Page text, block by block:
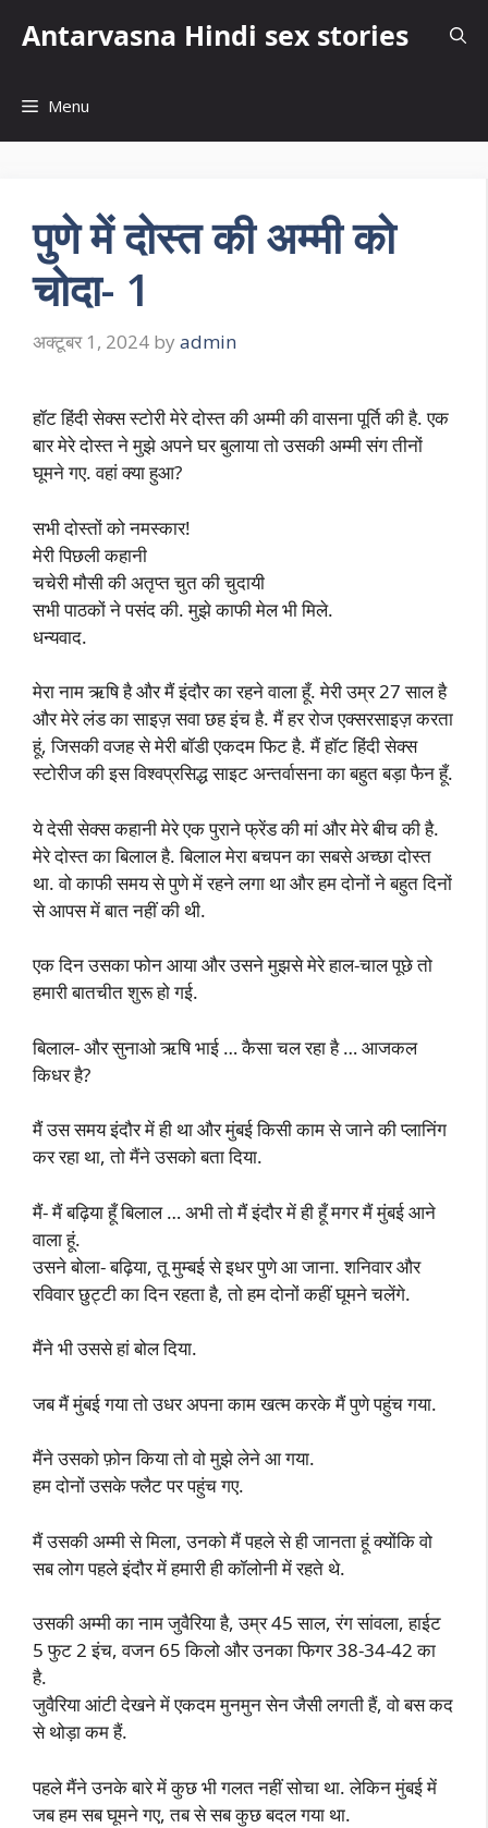
Antarvasna Hindi sex stories
Menu
पुणे में दोस्त की अम्मी को
चोदा- 1
अक्टूबर 1, 2024 by admin
हॉट हिंदी सेक्स स्टोरी मेरे दोस्त की अम्मी की वासना पूर्ति की है. एक
बार मेरे दोस्त ने मुझे अपने घर बुलाया तो उसकी अम्मी संग तीनों
घूमने गए. वहां क्या हुआ?
सभी दोस्तों को नमस्कार!
मेरी पिछली कहानी
चचेरी मौसी की अतृप्त चुत की चुदायी
सभी पाठकों ने पसंद की. मुझे काफी मेल भी मिले.
धन्यवाद.
मेरा नाम ऋषि है और मैं इंदौर का रहने वाला हूँ. मेरी उम्र 27 साल है
और मेरे लंड का साइज़ सवा छह इंच है. मैं हर रोज एक्सरसाइज़ करता
हूं, जिसकी वजह से मेरी बॉडी एकदम फिट है. मैं हॉट हिंदी सेक्स
स्टोरीज की इस विश्वप्रसिद्ध साइट अन्तर्वासना का बहुत बड़ा फैन हूँ.
ये देसी सेक्स कहानी मेरे एक पुराने फ्रेंड की मां और मेरे बीच की है.
मेरे दोस्त का बिलाल है. बिलाल मेरा बचपन का सबसे अच्छा दोस्त
था. वो काफी समय से पुणे में रहने लगा था और हम दोनों ने बहुत दिनों
से आपस में बात नहीं की थी.
एक दिन उसका फोन आया और उसने मुझसे मेरे हाल-चाल पूछे तो
हमारी बातचीत शुरू हो गई.
बिलाल- और सुनाओ ऋषि भाई … कैसा चल रहा है … आजकल
किधर है?
मैं उस समय इंदौर में ही था और मुंबई किसी काम से जाने की प्लानिंग
कर रहा था, तो मैंने उसको बता दिया.
मैं- मैं बढ़िया हूँ बिलाल … अभी तो मैं इंदौर में ही हूँ मगर मैं मुंबई आने
वाला हूं.
उसने बोला- बढ़िया, तू मुम्बई से इधर पुणे आ जाना. शनिवार और
रविवार छुट्टी का दिन रहता है, तो हम दोनों कहीं घूमने चलेंगे.
मैंने भी उससे हां बोल दिया.
जब मैं मुंबई गया तो उधर अपना काम खत्म करके मैं पुणे पहुंच गया.
मैंने उसको फ़ोन किया तो वो मुझे लेने आ गया.
हम दोनों उसके फ्लैट पर पहुंच गए.
मैं उसकी अम्मी से मिला, उनको मैं पहले से ही जानता हूं क्योंकि वो
सब लोग पहले इंदौर में हमारी ही कॉलोनी में रहते थे.
उसकी अम्मी का नाम जुवैरिया है, उम्र 45 साल, रंग सांवला, हाईट
5 फुट 2 इंच, वजन 65 किलो और उनका फिगर 38-34-42 का
है.
जुवैरिया आंटी देखने में एकदम मुनमुन सेन जैसी लगती हैं, वो बस कद
से थोड़ा कम हैं.
पहले मैंने उनके बारे में कुछ भी गलत नहीं सोचा था. लेकिन मुंबई में
जब हम सब घूमने गए, तब से सब कुछ बदल गया था.